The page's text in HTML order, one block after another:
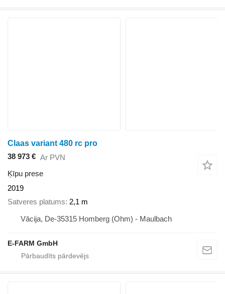
Claas variant 480 rc pro
38 973 € Ar PVN
Ķīpu prese
2019
Satveres platums 2,1 m
Vācija, De-35315 Homberg (Ohm) - Maulbach
E-FARM GmbH